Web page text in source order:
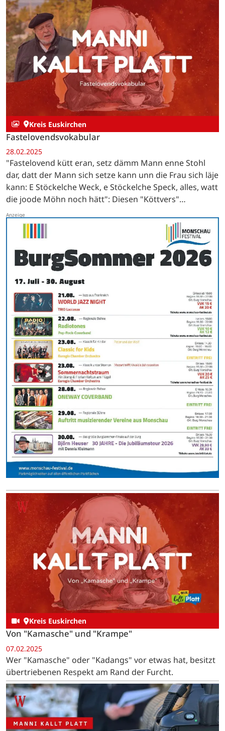
Kreis Euskirchen
Fastelovendsvokabular
28.02.2025
"Fastelovend kütt eran, setz dämm Mann enne Stohl
dar, datt der Mann sich setze kann unn die Frau sich läje
kann: E Stöckelche Weck, e Stöckelche Speck, alles, watt
die joode Möhn noch hätt": Diesen "Köttvers"
(Bettellied) sangen die "Pänz" von Bleibuir auf…
Kreis Euskirchen
Von "Kamasche" und "Krampe"
07.02.2025
Wer "Kamasche" oder "Kadangs" vor etwas hat, besitzt
übertriebenen Respekt am Rand der Furcht.